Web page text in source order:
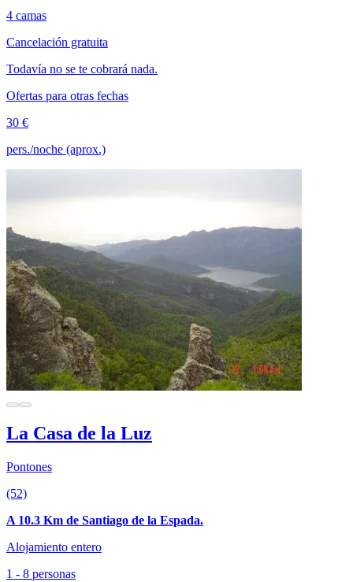
4 camas
Cancelación gratuita
Todavía no se te cobrará nada.
Ofertas para otras fechas
30 €
pers./noche (aprox.)
La Casa de la Luz
Pontones
(52)
A 10.3 Km de Santiago de la Espada.
Alojamiento entero
1 - 8 personas